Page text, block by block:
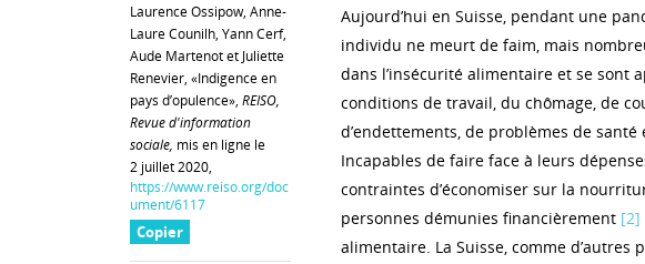
Aujourd’hui en Suisse, pendant une
individu ne meurt de faim, mais
dans l’insécurité alimentaire et se sont
conditions de travail, du chômage, de
d’endettements, de problèmes de
Incapables de faire face à leurs
contraintes d’économiser sur la
personnes démunies financièrement [2]
alimentaire. La Suisse, comme
Laurence Ossipow, Anne-
Laure Counilh, Yann Cerf,
Aude Martenot et Juliette
Renevier, «Indigence en
pays d’opulence», REISO,
Revue d'information
sociale, mis en ligne le
2 juillet 2020,
https://www.reiso.org/doc
ument/6117
Copier